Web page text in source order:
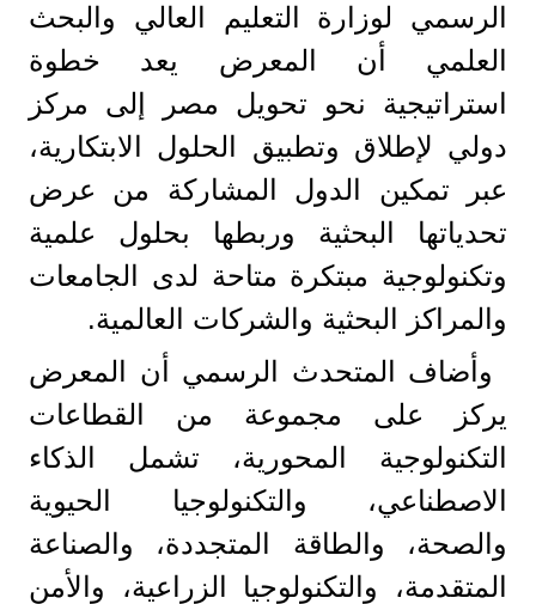
الرسمي لوزارة التعليم العالي والبحث
العلمي أن المعرض يعد خطوة
استراتيجية نحو تحويل مصر إلى مركز
دولي لإطلاق وتطبيق الحلول الابتكارية،
عبر تمكين الدول المشاركة من عرض
تحدياتها البحثية وربطها بحلول علمية
وتكنولوجية مبتكرة متاحة لدى الجامعات
والمراكز البحثية والشركات العالمية.
وأضاف المتحدث الرسمي أن المعرض
يركز على مجموعة من القطاعات
التكنولوجية المحورية، تشمل الذكاء
الاصطناعي، والتكنولوجيا الحيوية
والصحة، والطاقة المتجددة، والصناعة
المتقدمة، والتكنولوجيا الزراعية، والأمن